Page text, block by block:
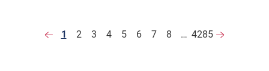
1 2 3 4 5 6 7 8 … 4285